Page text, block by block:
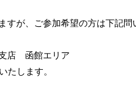
が、ご参加希望の方は下記問
店 函館エリア
します。